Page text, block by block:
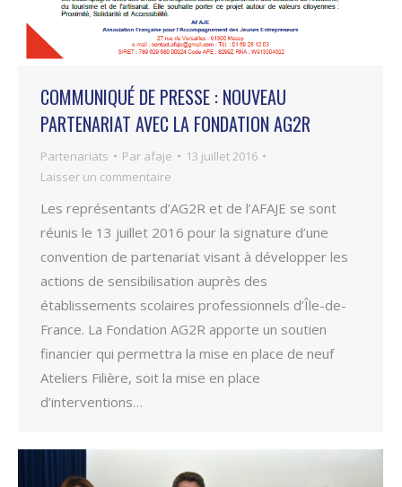
COMMUNIQUÉ DE PRESSE : NOUVEAU
PARTENARIAT AVEC LA FONDATION AG2R
Partenariats Par afaje
13 juillet 2016
Laisser un commentaire
Les représentants d’AG2R et de l’AFAJE se sont
réunis le 13 juillet 2016 pour la signature d’une
convention de partenariat visant à développer les
actions de sensibilisation auprès des
établissements scolaires professionnels d’Île-de-
France. La Fondation AG2R apporte un soutien
financier qui permettra la mise en place de neuf
Ateliers Filière, soit la mise en place
d’interventions…